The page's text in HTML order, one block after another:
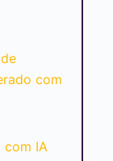
com
com IA